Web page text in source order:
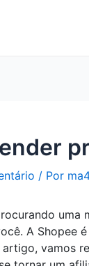
/ Por
uma
A Shopee
artigo, vamos